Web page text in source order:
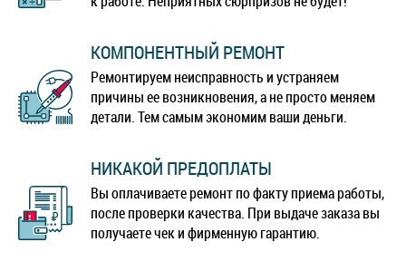
КОМПОНЕНТНЫЙ РЕМОНТ
Ремонтируем неисправность и устраняем
причины ее возникновения, а не просто меняем
детали. Тем самым экономим ваши деньги.
НИКАКОЙ ПРЕДОПЛАТЫ
Вы оплачиваете ремонт по факту приема работы,
после проверки качества. При выдаче заказа вы
получаете чек и фирменную гарантию.